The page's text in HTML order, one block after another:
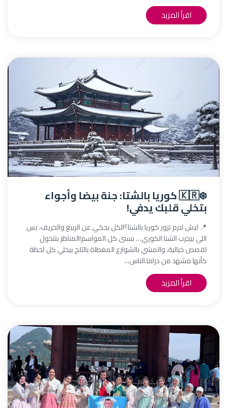
اقرأ المزيد
❄️🇰🇷 كوريا بالشتا: جنة بيضا وأجواء
بتخلي قلبك يدفي!
📍 ليش لازم تزور كوريا بالشتا؟الكل بحكي عن الربيع والخريف، بس
اللي بيجرب الشتا الكوري… بنسى كل المواسم!المناظر بتتحول
لقصص خيالية، والمشي بالشوارع المغطاة بالثلج بيخلي كل لحظة
كأنها مشهد من دراما.الناس...
اقرأ المزيد